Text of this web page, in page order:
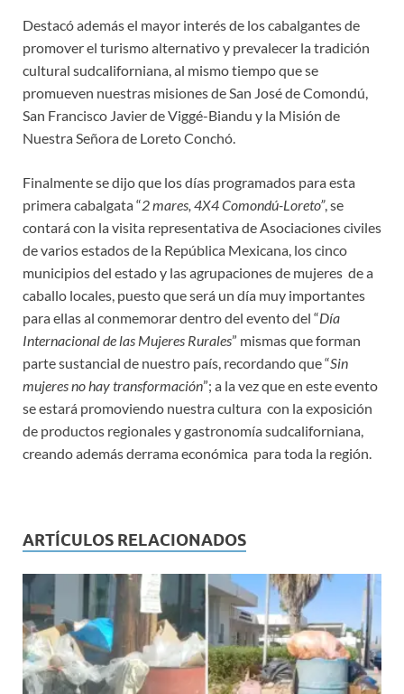
Destacó además el mayor interés de los cabalgantes de
promover el turismo alternativo y prevalecer la tradición
cultural sudcaliforniana, al mismo tiempo que se
promueven nuestras misiones de San José de Comondú,
San Francisco Javier de Viggé-Biandu y la Misión de
Nuestra Señora de Loreto Conchó.
Finalmente se dijo que los días programados para esta
primera cabalgata “2 mares, 4X4 Comondú-Loreto”, se
contará con la visita representativa de Asociaciones civiles
de varios estados de la República Mexicana, los cinco
municipios del estado y las agrupaciones de mujeres de a
caballo locales, puesto que será un día muy importantes
para ellas al conmemorar dentro del evento del “Día
Internacional de las Mujeres Rurales” mismas que forman
parte sustancial de nuestro país, recordando que “Sin
mujeres no hay transformación”; a la vez que en este evento
se estará promoviendo nuestra cultura con la exposición
de productos regionales y gastronomía sudcaliforniana,
creando además derrama económica para toda la región.
ARTÍCULOS RELACIONADOS